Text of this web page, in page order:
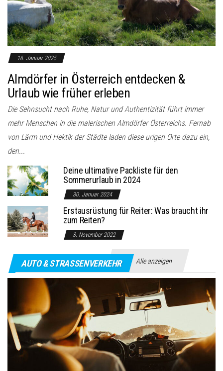
n
16. Januar 2025
Almdörfer in Österreich entdecken &
Urlaub wie früher erleben
Die Sehnsucht nach Ruhe, Natur und Authentizität führt immer
mehr Menschen in die malerischen Almdörfer Österreichs. Fernab
von Lärm und Hektik der Städte laden diese urigen Orte dazu ein,
den...
Deine ultimative Packliste für den
Sommerurlaub in 2024
30. Januar 2024
Erstausrüstung für Reiter: Was braucht ihr
zum Reiten?
3. November 2022
AUTO & STRASSENVERKEHR Alle anzeigen